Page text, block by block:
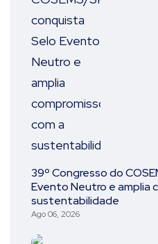
39º Congresso do
Evento Neutro e amplia
sustentabilidade
Ago 06, 2026